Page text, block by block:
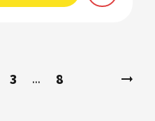
3 ... 8